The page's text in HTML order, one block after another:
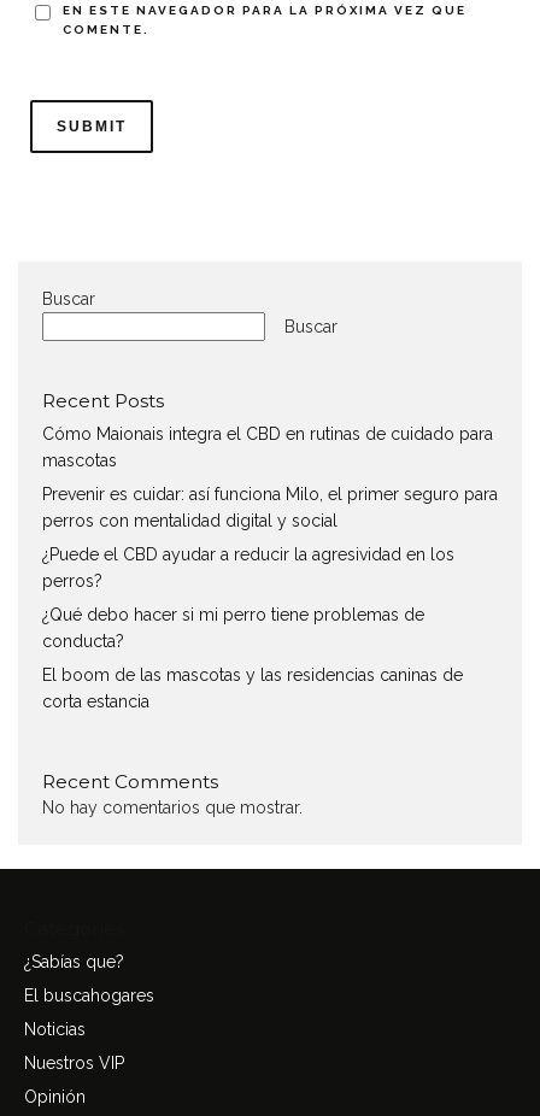
EN ESTE NAVEGADOR PARA LA PRÓXIMA VEZ QUE
COMENTE.
Buscar
Buscar
Recent Posts
Cómo Maionais integra el CBD en rutinas de cuidado para
mascotas
Prevenir es cuidar: así funciona Milo, el primer seguro para
perros con mentalidad digital y social
¿Puede el CBD ayudar a reducir la agresividad en los
perros?
¿Qué debo hacer si mi perro tiene problemas de
conducta?
El boom de las mascotas y las residencias caninas de
corta estancia
Recent Comments
No hay comentarios que mostrar.
¿Sabías que?
El buscahogares
Noticias
Nuestros VIP
Opinión